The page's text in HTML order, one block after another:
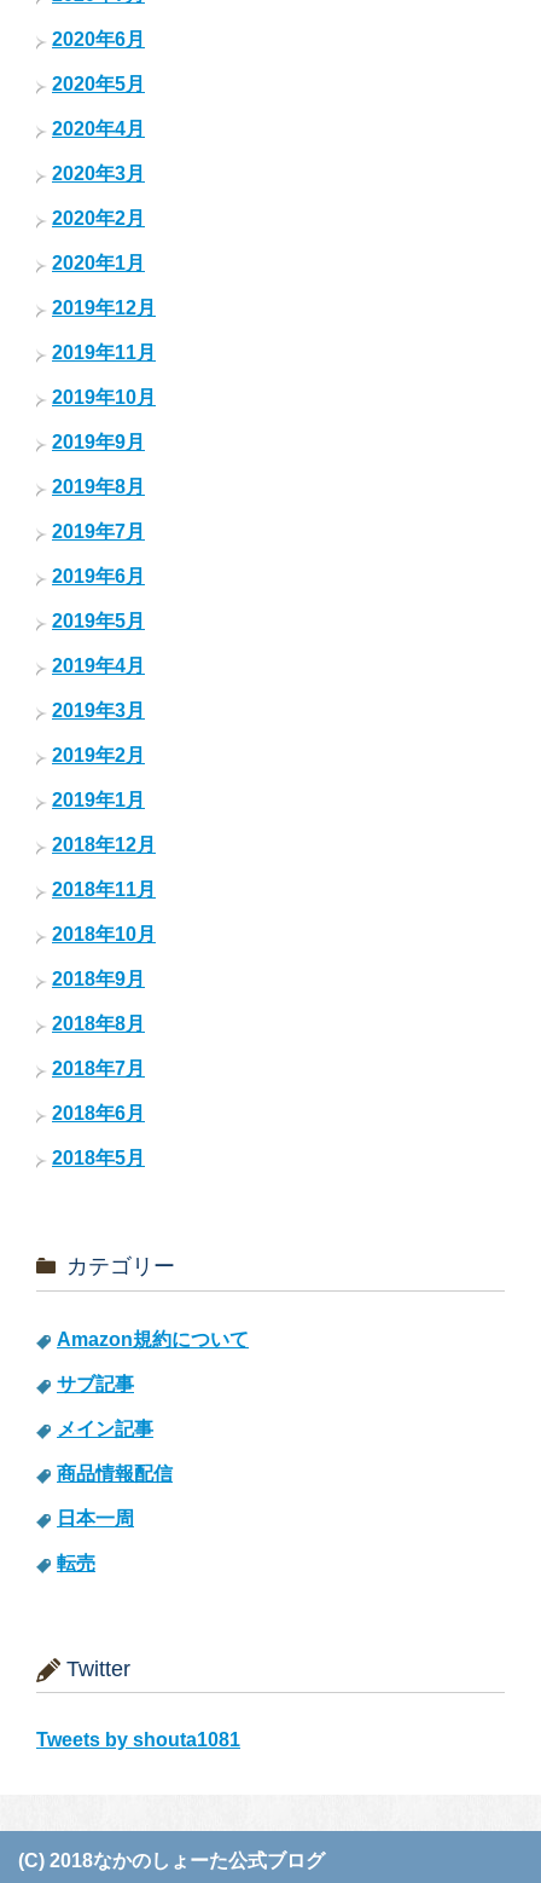
2020年6月
2020年5月
2020年4月
2020年3月
2020年2月
2020年1月
2019年12月
2019年11月
2019年10月
2019年9月
2019年8月
2019年7月
2019年6月
2019年5月
2019年4月
2019年3月
2019年2月
2019年1月
2018年12月
2018年11月
2018年10月
2018年9月
2018年8月
2018年7月
2018年6月
2018年5月
カテゴリー
Amazon規約について
サブ記事
メイン記事
商品情報配信
日本一周
転売
Twitter
Tweets by shouta1081
(C) 2018なかのしょーた公式ブログ